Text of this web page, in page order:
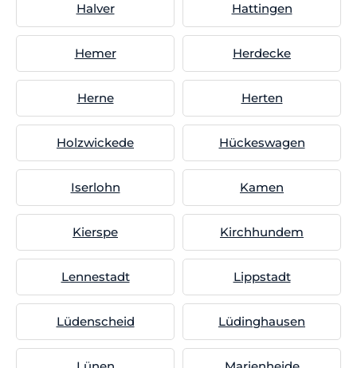
Halver Hattingen
Hemer Herdecke
Herne Herten
Holzwickede Hückeswagen
Iserlohn Kamen
Kierspe Kirchhundem
Lennestadt Lippstadt
Lüdenscheid Lüdinghausen